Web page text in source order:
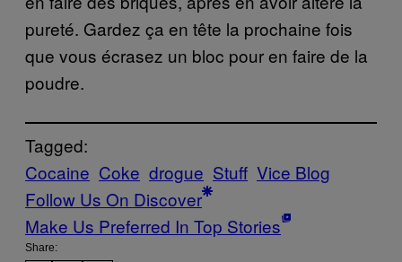
pureté. Gardez ça en tête la prochaine fois
que vous écrasez un bloc pour en faire de la
poudre.
Tagged:
Cocaine Coke drogue Stuff Vice Blog
Follow Us On Discover
Make Us Preferred In Top Stories
Share: